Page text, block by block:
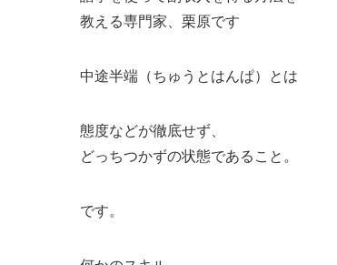
教える専門家、栗原です
中途半端（ちゅうとはんぱ）とは
態度などが徹底せず、
どっちつかずの状態であること。
です。